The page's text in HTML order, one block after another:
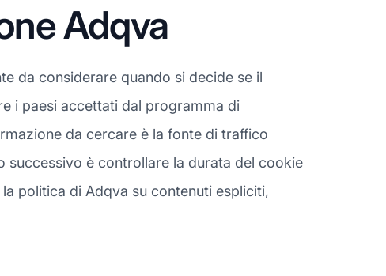
Adqva
da considerare quando si decide se il
i paesi accettati dal programma di
da cercare è la fonte di traffico
successivo è controllare la durata del cookie
politica di Adqva su contenuti espliciti,